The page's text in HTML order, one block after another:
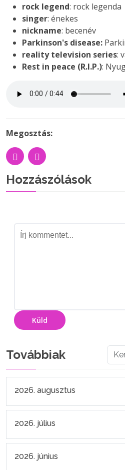
rock legend: rock legenda
singer: énekes
nickname: becenév
Parkinson's disease:
reality television series:
Rest in peace (R.I.P.):
Megosztás:
Hozzászólások
Küld
Továbbiak
2026. augusztus
2026. július
2026. június